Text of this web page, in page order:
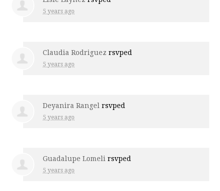
5 years ago
Claudia Rodriguez rsvped
5 years ago
Deyanira Rangel rsvped
5 years ago
Guadalupe Lomeli rsvped
5 years ago